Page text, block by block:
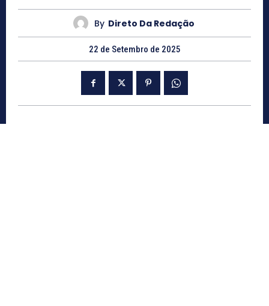
By Direto Da Redação
22 de Setembro de 2025